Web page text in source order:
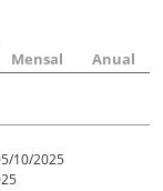
Mensal Anual
10/2025